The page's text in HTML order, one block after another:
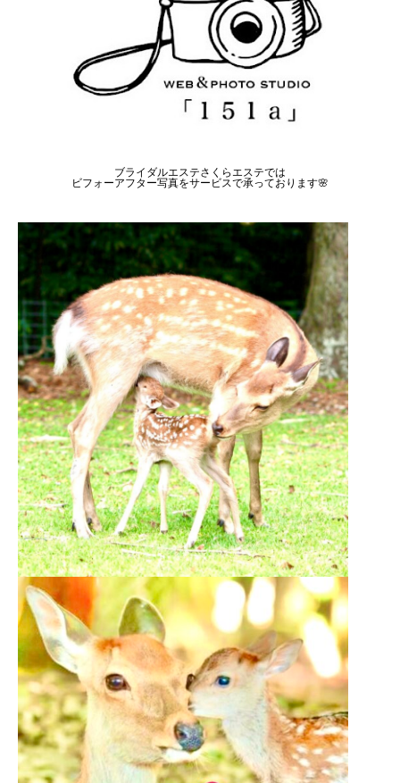
ブライダルエステさくらエステでは
ビフォーアフター写真をサービスで承っております🌸